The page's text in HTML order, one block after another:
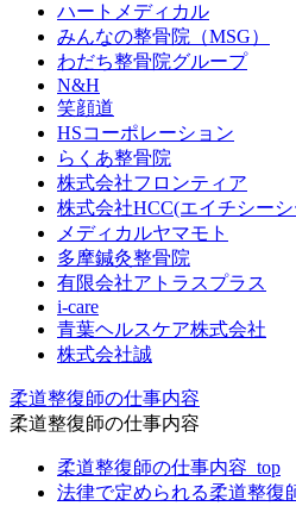
ハートメディカル
みんなの整骨院（MSG）
わだち整骨院グループ
N&H
笑顔道
HSコーポレーション
らくあ整骨院
株式会社フロンティア
株式会社HCC(エイチシー
メディカルヤマモト
多摩鍼灸整骨院
有限会社アトラスプラス
i-care
青葉ヘルスケア株式会社
株式会社誠
柔道整復師の仕事内容
柔道整復師の仕事内容
柔道整復師の仕事内容_top
法律で定められる柔道整復